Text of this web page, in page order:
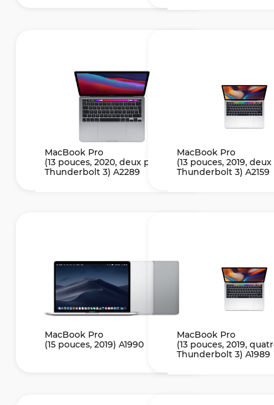
MacBook Pro
(13 pouces, 2020, deux ports
Thunderbolt 3) A2289
MacBook Pro
(13 pouces, 2019,
Thunderbolt 3) A2159
MacBook Pro
(15 pouces, 2019) A1990
MacBook Pro
(13 pouces, 2019,
Thunderbolt 3) A1989